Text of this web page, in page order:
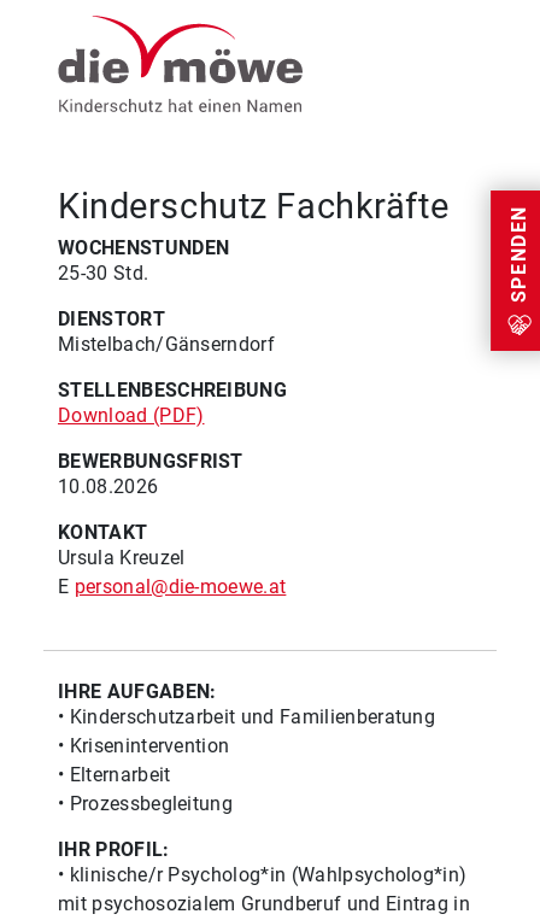
Weiter zum Inhalt
SPENDEN
Kinderschutz Fachkräfte
WOCHENSTUNDEN
25-30 Std.
DIENSTORT
Mistelbach/Gänserndorf
STELLENBESCHREIBUNG
Download (PDF)
BEWERBUNGSFRIST
10.08.2026
KONTAKT
Ursula Kreuzel
E personal@die-moewe.at
IHRE AUFGABEN:
• Kinderschutzarbeit und Familienberatung
• Krisenintervention
• Elternarbeit
• Prozessbegleitung
IHR PROFIL:
• klinische/r Psycholog*in (Wahlpsycholog*in)
mit psychosozialem Grundberuf und Eintrag in